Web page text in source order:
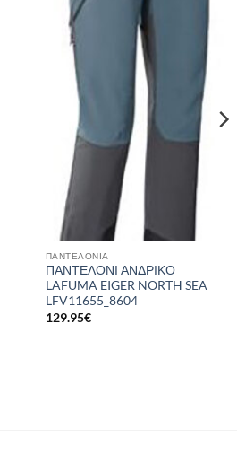
ΠΑΝΤΕΛΌΝΙΑ
ΠΑΝΤΕΛΟΝΙ ΑΝΔΡΙΚΟ
LAFUMA EIGER NORTH SEA
LFV11655_8604
129.95€